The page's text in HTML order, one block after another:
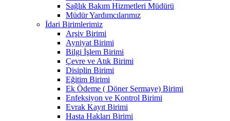
Sağlık Bakım Hizmetleri Müdürü
Müdür Yardımcılarımız
İdari Birimlerimiz
Arşiv Birimi
Ayniyat Birimi
Bilgi İşlem Birimi
Çevre ve Atık Birimi
Disiplin Birimi
Eğitim Birimi
Ek Ödeme ( Döner Sermaye) Birimi
Enfeksiyon ve Kontrol Birimi
Evrak Kayıt Birimi
Hasta Hakları Birimi